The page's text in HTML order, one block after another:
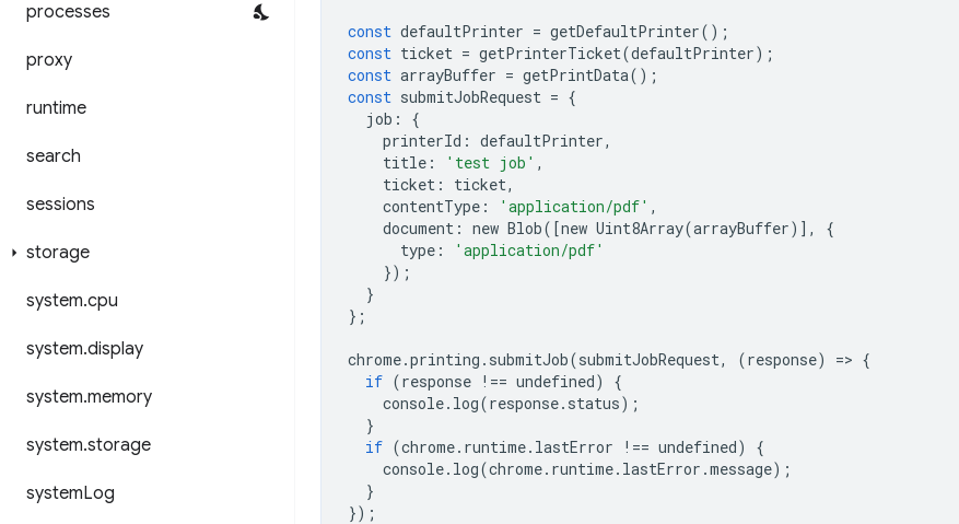
processes
proxy
runtime
search
sessions
storage
system.cpu
system.display
system.memory
system.storage
systemLog
const defaultPrinter = getDefaultPrinter();
const ticket = getPrinterTicket(defaultPrinter);
const arrayBuffer = getPrintData();
const submitJobRequest = {
job :
{
printerId : defaultPrinter,
title : 'test job' ,
ticket : ticket,
contentType : 'application/pdf' ,
document : new Blob([new Uint8Array(arrayBuffer)],
{
type :
'application/pdf'
});
}
};
chrome.printing . submitJob(submitJobRequest, (response) => {
if (response !== undefined)
{
console. log(response. status);
}
if (chrome. runtime. lastError !== undefined)
{
console. log(chrome. runtime. lastError .message);
}
});